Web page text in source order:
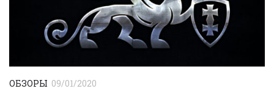
ОБЗОРЫ 09/01/2020